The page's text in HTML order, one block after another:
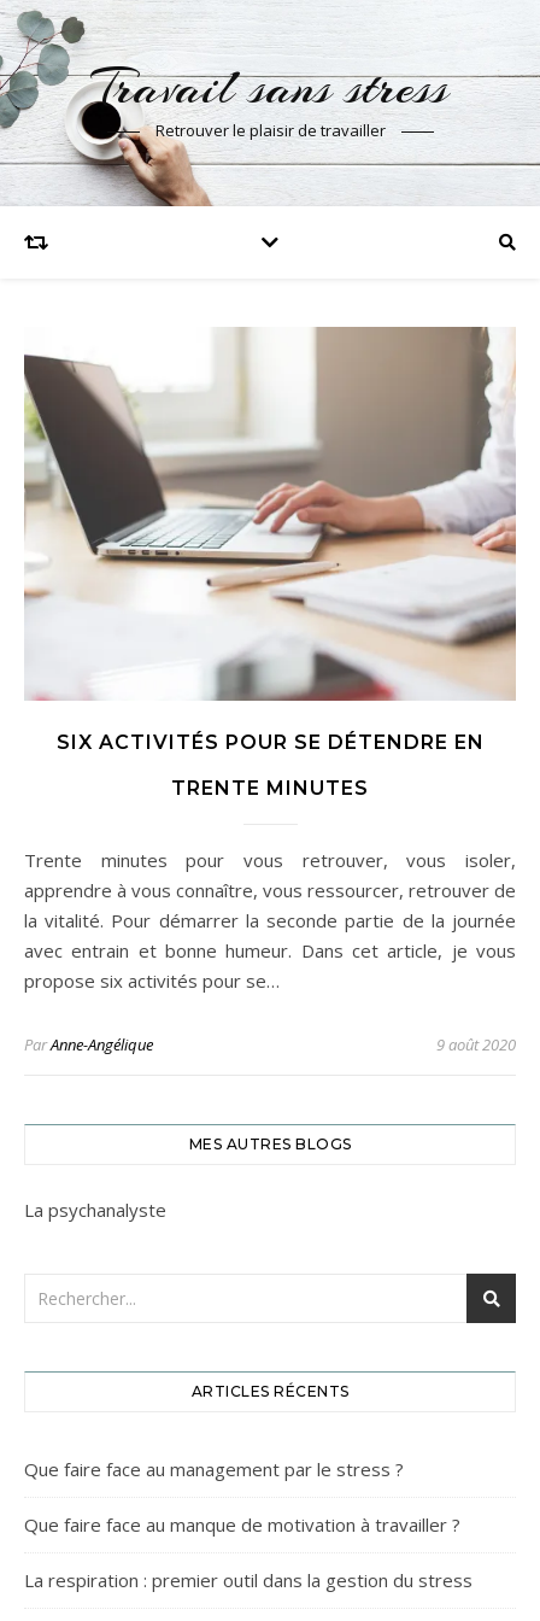
Travail sans stress
Retrouver le plaisir de travailler
SIX ACTIVITÉS POUR SE DÉTENDRE EN
TRENTE MINUTES
Trente minutes pour vous retrouver, vous isoler,
apprendre à vous connaître, vous ressourcer, retrouver de
la vitalité. Pour démarrer la seconde partie de la journée
avec entrain et bonne humeur. Dans cet article, je vous
propose six activités pour se…
ParAnne-Angélique 9 août 2020
MES AUTRES BLOGS
La psychanalyste
ARTICLES RÉCENTS
Que faire face au management par le stress ?
Que faire face au manque de motivation à travailler ?
La respiration : premier outil dans la gestion du stress